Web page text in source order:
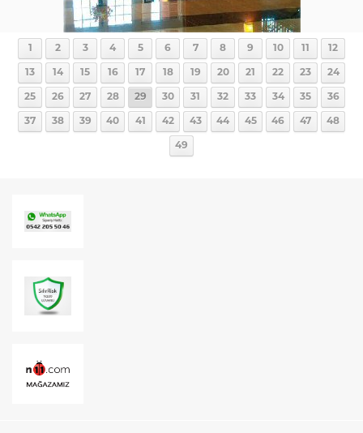
1 2 3 4 5 6 7 8 9 10 11 12
13 14 15 16 17 18 19 20 21 22 23 24
25 26 27 28 29 30 31 32 33 34 35 36
37 38 39 40 41 42 43 44 45 46 47 48
49